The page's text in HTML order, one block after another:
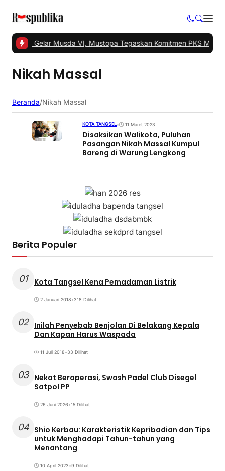
Tangsel Gelar Musda VI, Mustopa Tegaskan Komitmen PKS
Nikah Massal
Beranda/Nikah Massal
KOTA TANGSEL• 11 Maret 2023
Disaksikan Walikota, Puluhan
Pasangan Nikah Massal Kumpul
Bareng di Warung Lengkong
Berita Populer
01 Kota Tangsel Kena Pemadaman Listrik
2 Januari 2018•318 Dilihat
02 Inilah Penyebab Benjolan Di Belakang Kepala
Dan Kapan Harus Waspada
11 Juli 2018•33 Dilihat
03 Nekat Beroperasi, Swash Padel Club Disegel
Satpol PP
26 Juni 2026•15 Dilihat
04 Shio Kerbau: Karakteristik Kepribadian dan Tips
untuk Menghadapi Tahun-tahun yang
Menantang
10 April 2023•9 Dilihat